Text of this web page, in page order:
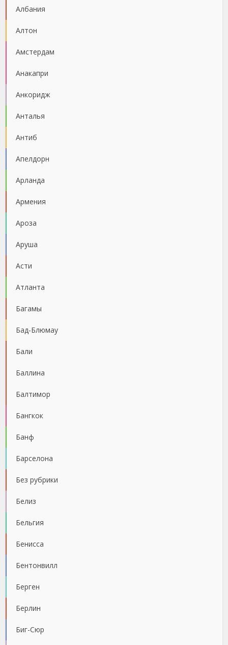
Албания
Алтон
Амстердам
Анакапри
Анкоридж
Анталья
Антиб
Апелдорн
Арланда
Армения
Ароза
Аруша
Асти
Атланта
Багамы
Бад-Блюмау
Бали
Баллина
Балтимор
Бангкок
Банф
Барселона
Без рубрики
Белиз
Бельгия
Бенисса
Бентонвилл
Берген
Берлин
Биг-Сюр